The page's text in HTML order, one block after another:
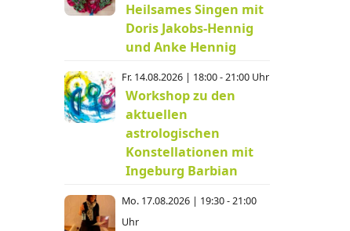
Heilsames Singen mit
Doris Jakobs-Hennig
und Anke Hennig
Fr. 14.08.2026 | 18:00 - 21:00 Uhr
Workshop zu den
aktuellen
astrologischen
Konstellationen mit
Ingeburg Barbian
Mo. 17.08.2026 | 19:30 - 21:00
Uhr